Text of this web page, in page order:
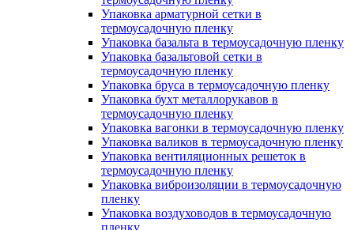
Упаковка арматурной сетки в
термоусадочную пленку
Упаковка базальта в термоусадочную пленку
Упаковка базальтовой сетки в
термоусадочную пленку
Упаковка бруса в термоусадочную пленку
Упаковка бухт металлорукавов в
термоусадочную пленку
Упаковка вагонки в термоусадочную пленку
Упаковка валиков в термоусадочную пленку
Упаковка вентиляционных решеток в
термоусадочную пленку
Упаковка виброизоляции в термоусадочную
пленку
Упаковка воздуховодов в термоусадочную
пленку